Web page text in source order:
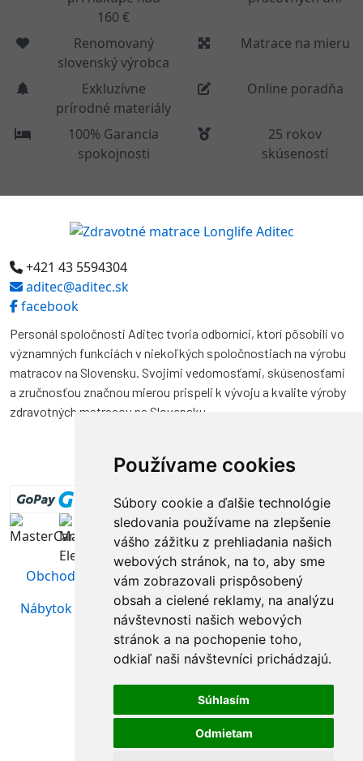
Používame cookies
Súbory cookie a ďalšie technológie
sledovania používame na zlepšenie
vášho zážitku z prehliadania našich
webových stránok, na to, aby sme
vám zobrazovali prispôsobený
obsah a cielené reklamy, na analýzu
návštevnosti našich webových
stránok a na pochopenie toho,
odkiaľ naši návštevníci prichádzajú.
Súhlasím
Odmietam
160 €
Renomovaný
slovenský výrobca
Matrace na mieru
Exkluzívne
prírodné materiály
Online poradňa
100% Garancia
spokojnosti
25 rokov
skúseností
+421 43 5594304
aditec@aditec.sk
facebook
Personál spoločnosti Aditec tvoria odborníci, ktorí pôsobili vo
významných funkciách v niekoľkých spoločnostiach na výrobu
matracov na Slovensku. Svojimi vedomosťami, skúsenosťami
a zručnosťou značnou mierou prispeli k vývoju a kvalite výroby
zdravotných matracov na Slovensku.
Obchodné podmienky|Ochrana osobných údajov
Nábytok Sosna
| Webstránky vytvorilwww.Aweb.sk -
tvorba web stránok